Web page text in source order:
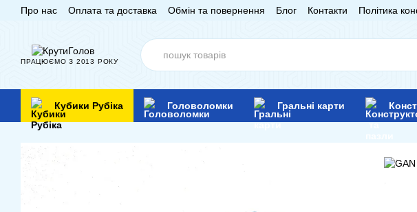
Перейти до основного контенту
Про нас Оплата та доставка Обмін та повернення Блог Контакти Політика
ПРАЦЮЄМО З 2013 РОКУ
Кубики Рубіка Головоломки Гральні карти